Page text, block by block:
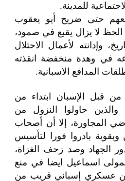
للمدينة.
حتى ضريح أيو يعقوب
لا يزال يقبع في صمود،
وإدانته لأعمال الاحتلال
في وهدة منخفضة انقذته
المدافع الاسبانية.
من قبل الإسبان ابتداء من
والذين حاولوا النزول من
المجاورة، إلا أن أصحاب
وبقوية بادروا فورا لتأسيس
الجهاد وصد زحف الغزاة،
اسماعيل ايضا في منع
عسكري إسباني قريب من